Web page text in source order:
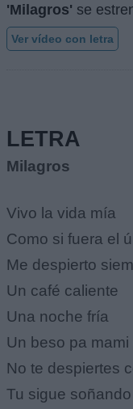
'Milagros' se
Ver vídeo con letra
LETRA
Milagros
Vivo la vida mía
Como si fuera el
Me despierto
Un café caliente
Una noche fría
Un beso pa
No te despiertes
Tu sigue